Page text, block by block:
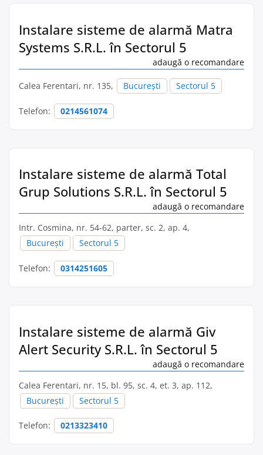
Instalare sisteme de alarmă Matra
Systems S.R.L. în Sectorul 5
adaugă o recomandare
Calea Ferentari, nr. 135, București Sectorul 5
Telefon: 0214561074
Instalare sisteme de alarmă Total
Grup Solutions S.R.L. în Sectorul 5
adaugă o recomandare
Intr. Cosmina, nr. 54-62, parter, sc. 2, ap. 4,
București
Sectorul 5
Telefon: 0314251605
Instalare sisteme de alarmă Giv
Alert Security S.R.L. în Sectorul 5
adaugă o recomandare
Calea Ferentari, nr. 15, bl. 95, sc. 4, et. 3, ap. 112,
București
Sectorul 5
Telefon: 0213323410